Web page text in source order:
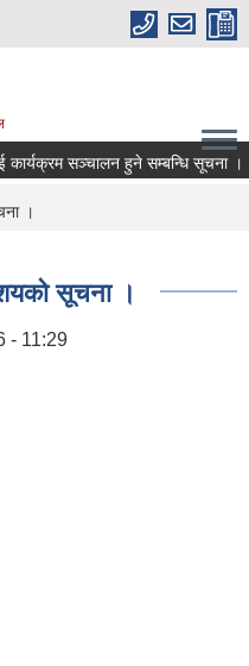
सञ्चालन हुने सम्बन्धि सूचना ।
।
सूचना ।
- 11:29